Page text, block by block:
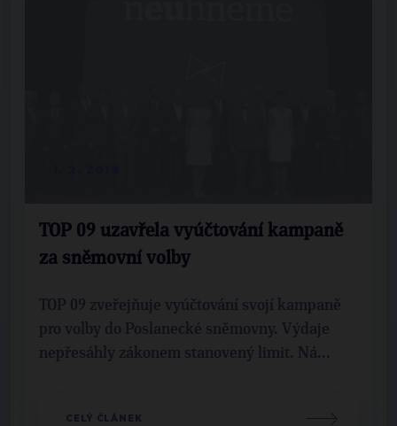
TOP 09 uzavřela vyúčtování kampaně
za sněmovní volby
TOP 09 zveřejňuje vyúčtování svojí kampaně
pro volby do Poslanecké sněmovny. Výdaje
nepřesáhly zákonem stanovený limit. Ná...
CELÝ ČLÁNEK